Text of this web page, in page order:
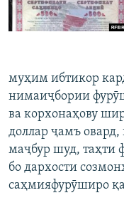
муҳим ибтикор
нимаиҷбории
ва корхонаҳову
доллар ҷамъ
маҷбур шуд, таҳти
бо дархости
саҳмияфурӯширо